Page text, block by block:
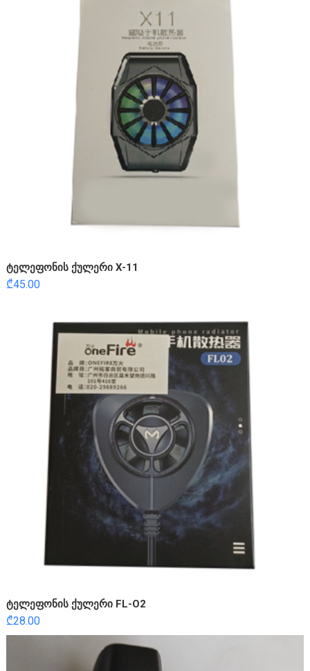
ტელეფონის ქულერი X-11
₾45.00
ტელეფონის ქულერი FL-O2
₾28.00